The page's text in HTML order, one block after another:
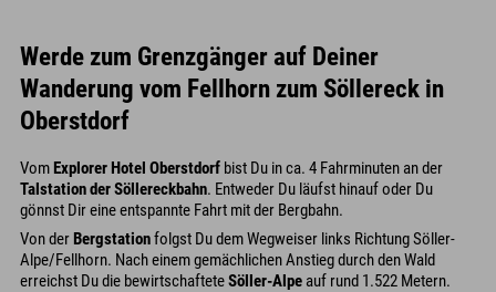
Werde zum Grenzgänger auf Deiner
Wanderung vom Fellhorn zum Söllereck in
Oberstdorf
VomExplorer Hotel Oberstdorf bist Du in ca. 4 Fahrminuten an der
Talstation der Söllereckbahn. Entweder Du läufst hinauf oder Du
gönnst Dir eine entspannte Fahrt mit der Bergbahn.
Von derBergstationfolgst Du dem Wegweiser links Richtung Söller-
Alpe/Fellhorn. Nach einem gemächlichen Anstieg durch den Wald
erreichst Du die bewirtschafteteSöller-Alpe auf rund 1.522 Metern.